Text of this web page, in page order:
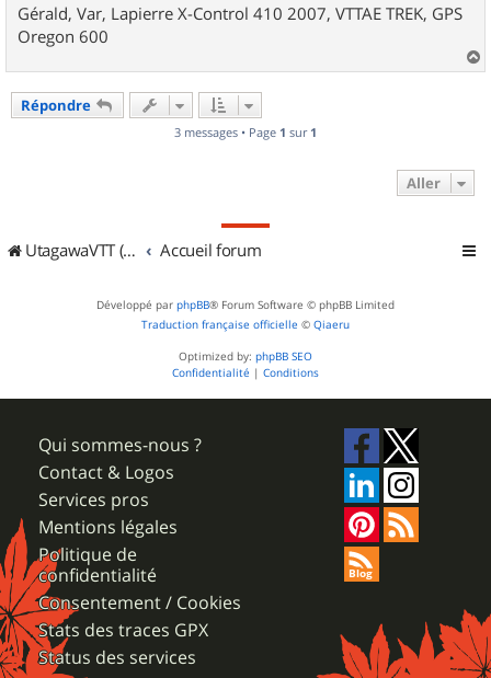
Gérald, Var, Lapierre X-Control 410 2007, VTTAE TREK, GPS
Oregon 600
a
Répondre
3 messages • Page 1 sur 1
Aller
UtagawaVTT (Randos VTT et VTTAE avec traces GPS) Accueil forum
Développé par phpBB® Forum Software © phpBB Limited
Traduction française officielle © Qiaeru
Optimized by: phpBB SEO
Confidentialité | Conditions
Qui sommes-nous ?
Contact & Logos
Services pros
Mentions légales
Politique de
confidentialité
Consentement / Cookies
Stats des traces GPX
Status des services